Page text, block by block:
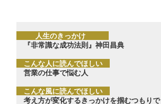
人生のきっかけ
『非常識な成功法則』神田昌典
こんな人に読んでほしい
営業の仕事で悩む人
こんな風に読んでほしい
考え方が変化するきっかけを掴むつもりで